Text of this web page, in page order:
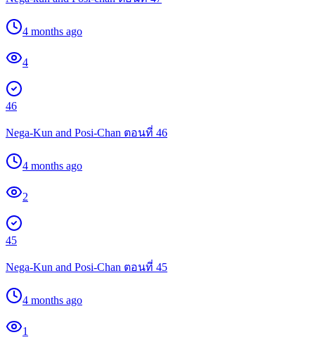
4 months ago
4
46
Nega-Kun and Posi-Chan ตอนที่ 46
4 months ago
2
45
Nega-Kun and Posi-Chan ตอนที่ 45
4 months ago
1